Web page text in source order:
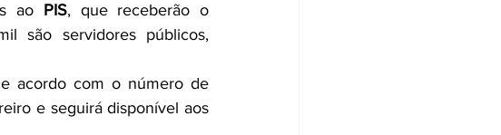
ao PIS, que receberão o
são servidores públicos,
acordo com o número de
e seguirá disponível aos